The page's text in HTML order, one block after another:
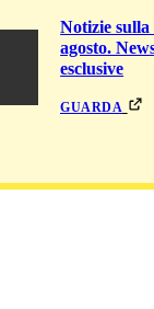
Notizie sulla
agosto.
esclusive
guarda